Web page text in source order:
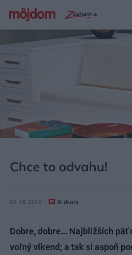
Chce to odvahu!
29. 05. 2006 Diskusia
Dobre, dobre… Najbližších päť
voľný víkend; a tak si aspoň